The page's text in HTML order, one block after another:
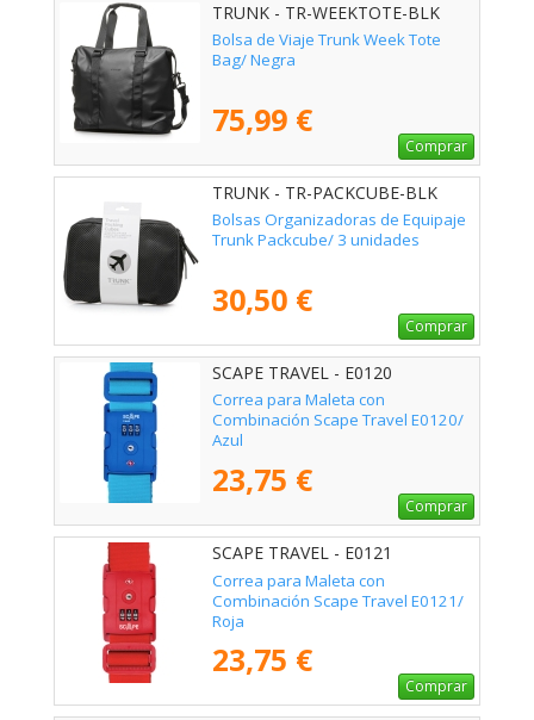
TRUNK - TR-WEEKTOTE-BLK
Bolsa de Viaje Trunk Week Tote
Bag/ Negra
75,99 €
Comprar
TRUNK - TR-PACKCUBE-BLK
Bolsas Organizadoras de Equipaje
Trunk Packcube/ 3 unidades
30,50 €
Comprar
SCAPE TRAVEL - E0120
Correa para Maleta con
Combinación Scape Travel E0120/
Azul
23,75 €
Comprar
SCAPE TRAVEL - E0121
Correa para Maleta con
Combinación Scape Travel E0121/
Roja
23,75 €
Comprar